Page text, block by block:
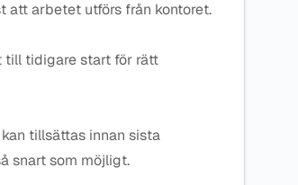
att arbetet utförs från kontoret.
till tidigare start för rätt
tillsättas innan sista
snart som möjligt.